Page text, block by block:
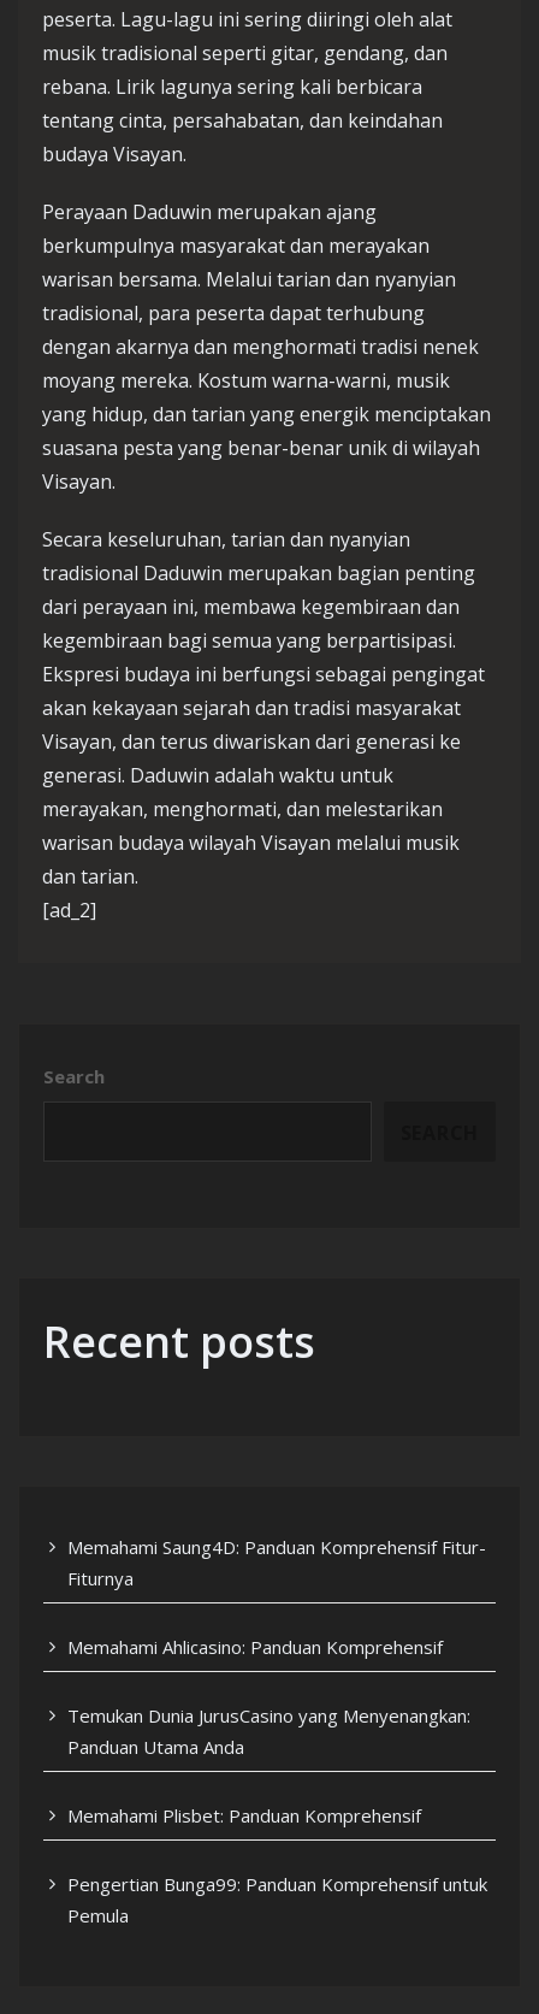
peserta. Lagu-lagu ini sering diiringi oleh alat
musik tradisional seperti gitar, gendang, dan
rebana. Lirik lagunya sering kali berbicara
tentang cinta, persahabatan, dan keindahan
budaya Visayan.
Perayaan Daduwin merupakan ajang
berkumpulnya masyarakat dan merayakan
warisan bersama. Melalui tarian dan nyanyian
tradisional, para peserta dapat terhubung
dengan akarnya dan menghormati tradisi nenek
moyang mereka. Kostum warna-warni, musik
yang hidup, dan tarian yang energik menciptakan
suasana pesta yang benar-benar unik di wilayah
Visayan.
Secara keseluruhan, tarian dan nyanyian
tradisional Daduwin merupakan bagian penting
dari perayaan ini, membawa kegembiraan dan
kegembiraan bagi semua yang berpartisipasi.
Ekspresi budaya ini berfungsi sebagai pengingat
akan kekayaan sejarah dan tradisi masyarakat
Visayan, dan terus diwariskan dari generasi ke
generasi. Daduwin adalah waktu untuk
merayakan, menghormati, dan melestarikan
warisan budaya wilayah Visayan melalui musik
dan tarian.
[ad_2]
Search
Recent posts
Memahami Saung4D: Panduan Komprehensif Fitur-
Fiturnya
Memahami Ahlicasino: Panduan Komprehensif
Temukan Dunia JurusCasino yang Menyenangkan:
Panduan Utama Anda
Memahami Plisbet: Panduan Komprehensif
Pengertian Bunga99: Panduan Komprehensif untuk
Pemula